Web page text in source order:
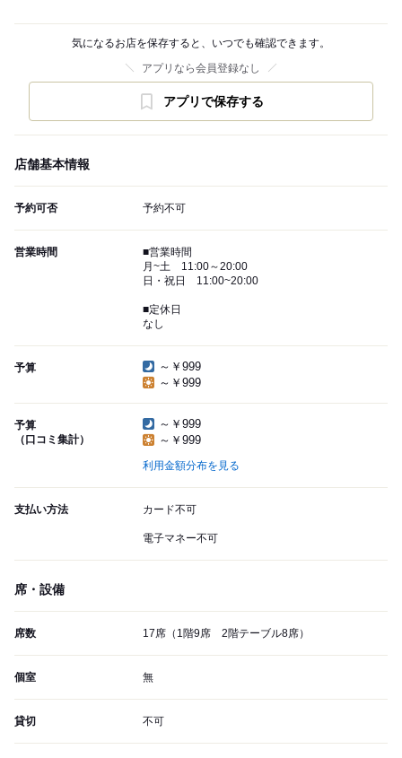
気になるお店を保存すると、いつでも確認できます。
アプリなら会員登録なし
アプリで保存する
店舗基本情報
予約可否 予約不可
営業時間
■営業時間
月~土 11:00～20:00
日・祝日 11:00~20:00
■定休日
なし
予算
～￥999
～￥999
予算
（口コミ集計）
～￥999
～￥999
利用金額分布を見る
支払い方法 カード不可
電子マネー不可
席・設備
席数 17席（1階9席 2階テーブル8席）
個室 無
貸切 不可